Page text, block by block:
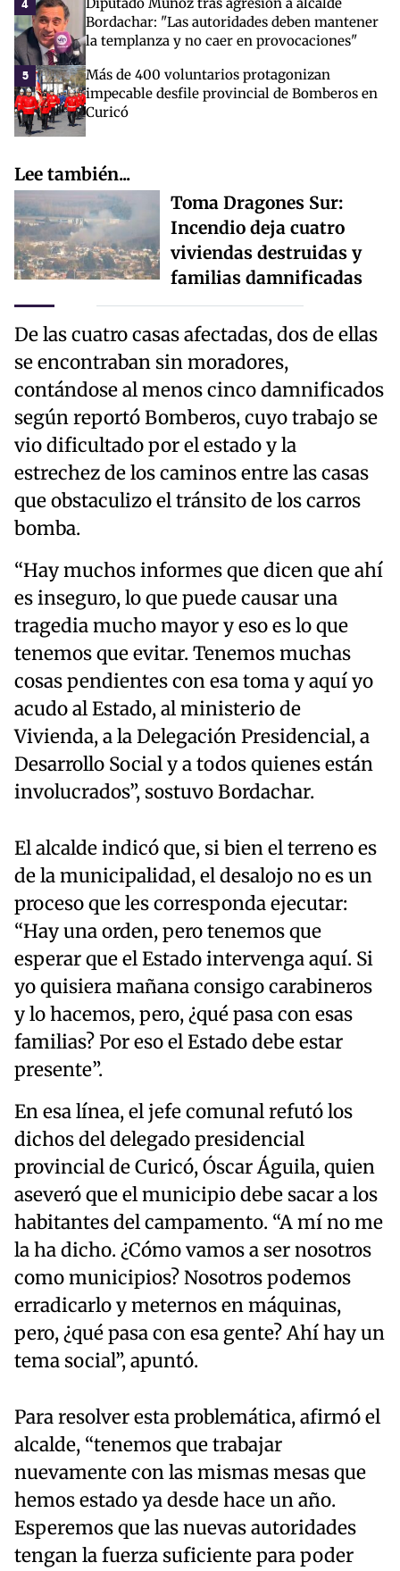
4
Bordachar: "Las autoridades deben mantener
la templanza y no caer en provocaciones"
5
Más de 400 voluntarios protagonizan
impecable desfile provincial de Bomberos en
Curicó
Lee también...
Toma Dragones Sur:
Incendio deja cuatro
viviendas destruidas y
familias damnificadas
De las cuatro casas afectadas, dos de ellas
se encontraban sin moradores,
contándose al menos cinco damnificados
según reportó Bomberos, cuyo trabajo se
vio dificultado por el estado y la
estrechez de los caminos entre las casas
que obstaculizo el tránsito de los carros
bomba.
“Hay muchos informes que dicen que ahí
es inseguro, lo que puede causar una
tragedia mucho mayor y eso es lo que
tenemos que evitar. Tenemos muchas
cosas pendientes con esa toma y aquí yo
acudo al Estado, al ministerio de
Vivienda, a la Delegación Presidencial, a
Desarrollo Social y a todos quienes están
involucrados”, sostuvo Bordachar.
El alcalde indicó que, si bien el terreno es
de la municipalidad, el desalojo no es un
proceso que les corresponda ejecutar:
“Hay una orden, pero tenemos que
esperar que el Estado intervenga aquí. Si
yo quisiera mañana consigo carabineros
y lo hacemos, pero, ¿qué pasa con esas
familias? Por eso el Estado debe estar
presente”.
En esa línea, el jefe comunal refutó los
dichos del delegado presidencial
provincial de Curicó, Óscar Águila, quien
aseveró que el municipio debe sacar a los
habitantes del campamento. “A mí no me
la ha dicho. ¿Cómo vamos a ser nosotros
como municipios? Nosotros podemos
erradicarlo y meternos en máquinas,
pero, ¿qué pasa con esa gente? Ahí hay un
tema social”, apuntó.
Para resolver esta problemática, afirmó el
alcalde, “tenemos que trabajar
nuevamente con las mismas mesas que
hemos estado ya desde hace un año.
Esperemos que las nuevas autoridades
tengan la fuerza suficiente para poder